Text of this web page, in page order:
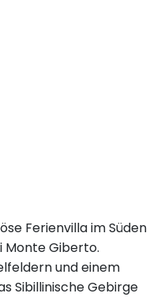
Ferienvilla im Süden
Monte Giberto.
und einem
Sibillinische Gebirge